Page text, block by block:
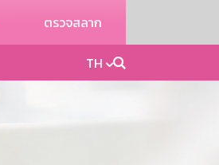
ตรวจสลาก
TH